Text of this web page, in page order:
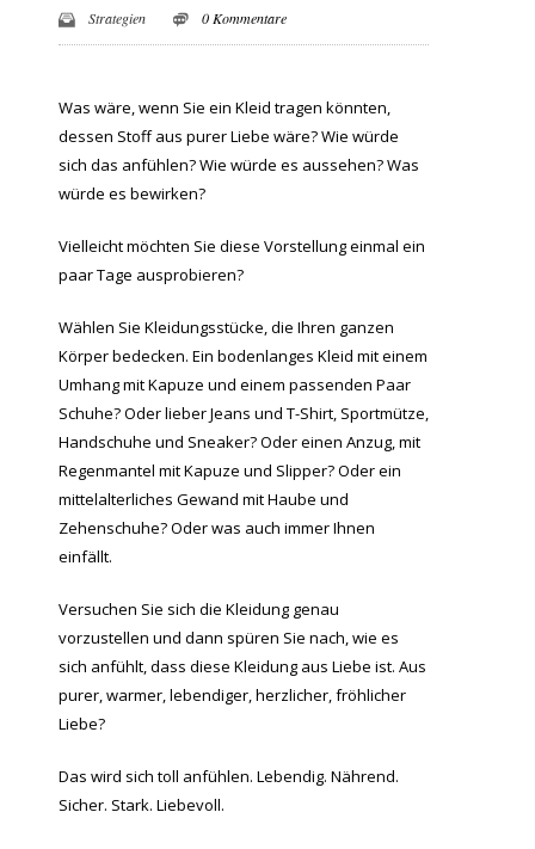
Strategien
0 Kommentare
Was wäre, wenn Sie ein Kleid tragen könnten,
dessen Stoff aus purer Liebe wäre? Wie würde
sich das anfühlen? Wie würde es aussehen? Was
würde es bewirken?
Vielleicht möchten Sie diese Vorstellung einmal ein
paar Tage ausprobieren?
Wählen Sie Kleidungsstücke, die Ihren ganzen
Körper bedecken. Ein bodenlanges Kleid mit einem
Umhang mit Kapuze und einem passenden Paar
Schuhe? Oder lieber Jeans und T-Shirt, Sportmütze,
Handschuhe und Sneaker? Oder einen Anzug, mit
Regenmantel mit Kapuze und Slipper? Oder ein
mittelalterliches Gewand mit Haube und
Zehenschuhe? Oder was auch immer Ihnen
einfällt.
Versuchen Sie sich die Kleidung genau
vorzustellen und dann spüren Sie nach, wie es
sich anfühlt, dass diese Kleidung aus Liebe ist. Aus
purer, warmer, lebendiger, herzlicher, fröhlicher
Liebe?
Das wird sich toll anfühlen. Lebendig. Nährend.
Sicher. Stark. Liebevoll.